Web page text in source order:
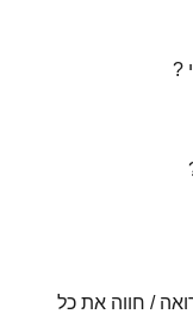
?
/ חווה את כל